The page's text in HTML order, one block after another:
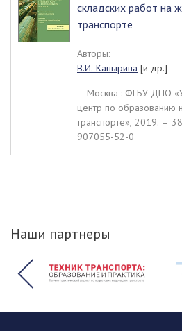
складских работ на
транспорте
Авторы:
В.И. Капырина [и др.]
– Москва : ФГБУ ДПО
центр по
транспорте», 2019. –
907055-52-0
Наши партнеры